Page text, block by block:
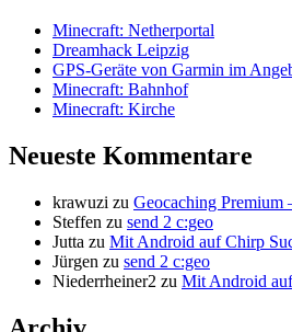
Minecraft: Netherportal
Dreamhack Leipzig
GPS-Geräte von Garmin im
Minecraft: Bahnhof
Minecraft: Kirche
Neueste Kommentare
krawuzi zu Geocaching Premium
Steffen zu send 2 c:geo
Jutta zu Mit Android auf Chirp
Jürgen zu send 2 c:geo
Niederrheiner2 zu Mit Android